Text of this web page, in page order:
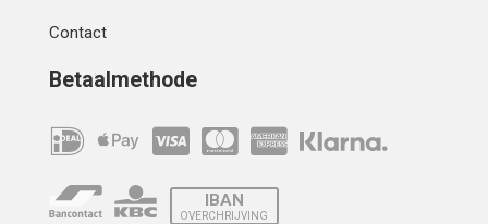
Contact
Betaalmethode
IBAN
OVERCHRIJVING